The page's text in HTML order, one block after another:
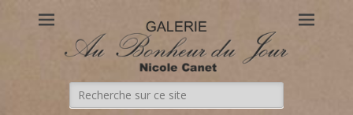
Au Bonheur du Jour
Le site officiel de la Galerie d'Art Au Bonheur du Jour – Nicole
Canet à Paris
Recherche
de: